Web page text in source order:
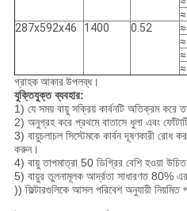
287x592x46
1400 0.52
গ্রাহক আকার উপলব্ধ।
যুক্তিযুক্ত ব্যবহার:
1) যে সময় বায়ু সক্রিয় কার্বনটি অতিক্রম করে
2) অনুগ্রহ করে প্রথমে বাতাসে ধুলা এবং
3) বায়ুচলাচল সিস্টেমকে কার্বন দূষণকারী রোধ
করুন।
4) বায়ু তাপমাত্রা 50 ডিগ্রির বেশি হওয়া
5) বায়ুর তুলনামূলক আর্দ্রতা সাধারণত 80% এর
)) ফিল্টারগুলিকে আসল পরিবেশ অনুযায়ী